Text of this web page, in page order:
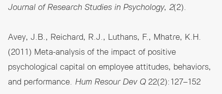
Journal of Research Studies in Psychology, 2(2).
Avey, J.B., Reichard, R.J., Luthans, F., Mhatre, K.H.
(2011) Meta-analysis of the impact of positive
psychological capital on employee attitudes, behaviors,
and performance. Hum Resour Dev Q22(2):127–152